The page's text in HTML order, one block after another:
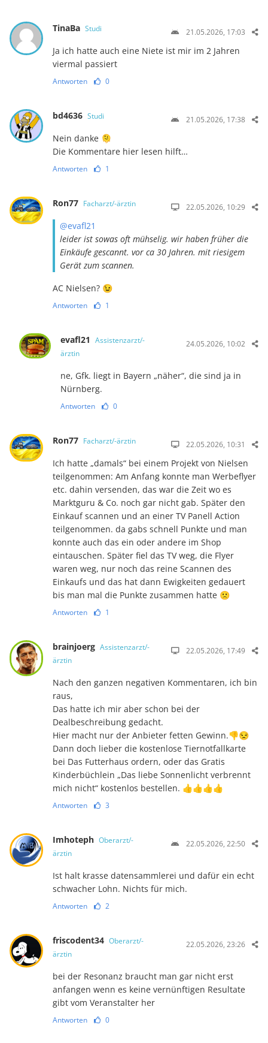
TinaBa Studi 21.05.2026, 17:03
Ja ich hatte auch eine Niete ist mir im 2 Jahren
viermal passiert
Antworten 0
bd4636 Studi 21.05.2026, 17:38
Nein danke 🫠
Die Kommentare hier lesen hilft…
Antworten 1
Ron77 Facharzt/-ärztin 22.05.2026, 10:29
@evafl21
leider ist sowas oft mühselig. wir haben früher die
Einkäufe gescannt. vor ca 30 Jahren. mit riesigem
Gerät zum scannen.
AC Nielsen? 😉
Antworten 1
evafl21
Assistenzarzt/-
ärztin
24.05.2026, 10:02
ne, Gfk. liegt in Bayern „näher“, die sind ja in
Nürnberg.
Antworten 0
Ron77 Facharzt/-ärztin 22.05.2026, 10:31
Ich hatte „damals“ bei einem Projekt von Nielsen
teilgenommen: Am Anfang konnte man Werbeflyer
etc. dahin versenden, das war die Zeit wo es
Marktguru & Co. noch gar nicht gab. Später den
Einkauf scannen und an einer TV Panell Action
teilgenommen. da gabs schnell Punkte und man
konnte auch das ein oder andere im Shop
eintauschen. Später fiel das TV weg, die Flyer
waren weg, nur noch das reine Scannen des
Einkaufs und das hat dann Ewigkeiten gedauert
bis man mal die Punkte zusammen hatte 🙁
Antworten 1
brainjoerg Assistenzarzt/-
ärztin
22.05.2026, 17:49
Nach den ganzen negativen Kommentaren, ich bin
raus,
Das hatte ich mir aber schon bei der
Dealbeschreibung gedacht.
Hier macht nur der Anbieter fetten Gewinn.👎😒
Dann doch lieber die kostenlose Tiernotfallkarte
bei Das Futterhaus ordern, oder das Gratis
Kinderbüchlein „Das liebe Sonnenlicht verbrennt
mich nicht“ kostenlos bestellen. 👍👍👍👍
Antworten 3
Imhoteph Oberarzt/-
ärztin
22.05.2026, 22:50
Ist halt krasse datensammlerei und dafür ein echt
schwacher Lohn. Nichts für mich.
Antworten 2
friscodent34 Oberarzt/-
ärztin
22.05.2026, 23:26
bei der Resonanz braucht man gar nicht erst
anfangen wenn es keine vernünftigen Resultate
gibt vom Veranstalter her
Antworten 0